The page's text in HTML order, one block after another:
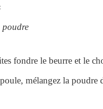
poudre
fondre le beurre et le
mélangez la poudre